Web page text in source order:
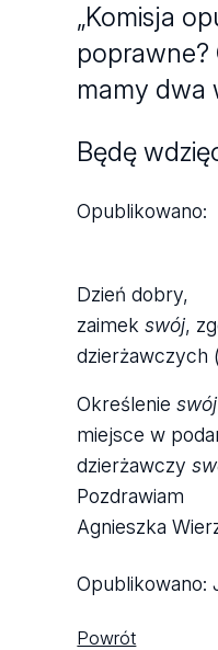
„Komisja
poprawne?
mamy dwa
Będę
Opublikowano:
Dzień dobry,
zaimekswój,
dzierżawczych
Określenieswój
miejsce w
dzierżawczy
Pozdrawiam
Agnieszka
Opublikowano:
Powrót